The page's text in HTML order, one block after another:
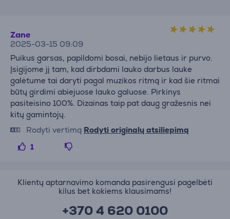
Zane
2025-03-15 09:09
Puikus garsas, papildomi bosai, nebijo lietaus ir purvo.
Įsigijome jį tam, kad dirbdami lauko darbus lauke
galėtume tai daryti pagal muzikos ritmą ir kad šie ritmai
būtų girdimi abiejuose lauko galuose. Pirkinys
pasiteisino 100%. Dizainas taip pat daug gražesnis nei
kitų gamintojų.
Rodyti vertimą Rodyti originalų atsiliepimą
1
Klientų aptarnavimo komanda pasirengusi pagelbėti
kilus bet kokiems klausimams!
+370 4 620 0100